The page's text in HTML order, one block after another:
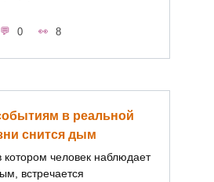
0 8
в реальной
снится дым
человек наблюдает
встречается